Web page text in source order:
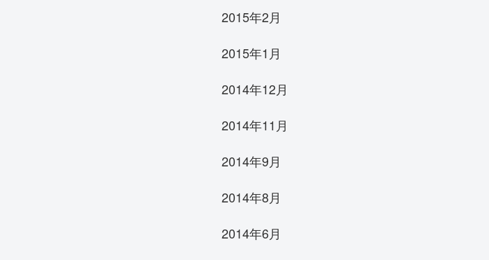
2015年2月
2015年1月
2014年12月
2014年11月
2014年9月
2014年8月
2014年6月